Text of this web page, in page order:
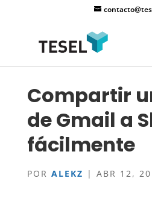
Compartir
de Gmail a
fácilmente
POR ALEKZ | ABR 12,